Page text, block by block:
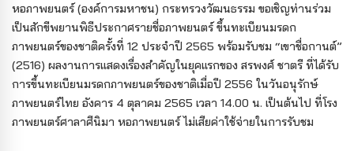
หอภาพยนตร์ (องค์การมหาชน) กระทรวงวัฒนธรรม ขอเชิญท่านร่วม
เป็นสักขีพยานพิธีประกาศรายชื่อภาพยนตร์ ขึ้นทะเบียนมรดก
ภาพยนตร์ของชาติครั้งที่ 12 ประจำปี 2565 พร้อมรับชม “เขาชื่อกานต์”
(2516) ผลงานการแสดงเรื่องสำคัญในยุคแรกของ สรพงศ์ ชาตรี ที่ได้รับ
การขึ้นทะเบียนมรดกภาพยนตร์ของชาติเมื่อปี 2556 ในวันอนุรักษ์
ภาพยนตร์ไทย อังคาร 4 ตุลาคม 2565 เวลา 14.00 น. เป็นต้นไป ที่โรง
ภาพยนตร์ศาลาศีนิมา หอภาพยนตร์ ไม่เสียค่าใช้จ่ายในการรับชม